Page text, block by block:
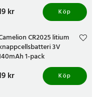
:19 kr
kr Köp
CR2025 litium
3V
1-pack
:19 kr
kr Köp